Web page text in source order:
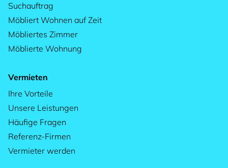
Suchauftrag
Möbliert Wohnen auf Zeit
Möbliertes Zimmer
Möblierte Wohnung
Vermieten
Ihre Vorteile
Unsere Leistungen
Häufige Fragen
Referenz-Firmen
Vermieter werden